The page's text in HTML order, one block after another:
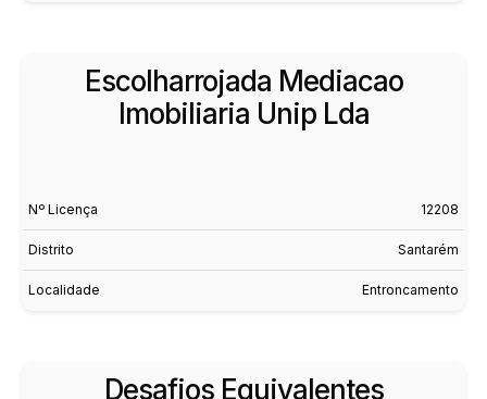
Escolharrojada Mediacao
Imobiliaria Unip Lda
Nº Licença 12208
Distrito Santarém
Localidade Entroncamento
Desafios Equivalentes